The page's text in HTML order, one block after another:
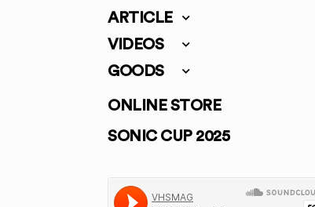
ARTICLE
VIDEOS
GOODS
ONLINE STORE
SONIC CUP 2025